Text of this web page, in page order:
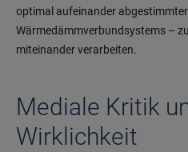
optimal aufeinander
Wärmedämmverbundsystems –
miteinander verarbeiten.
Mediale Kritik
Wirklichkeit